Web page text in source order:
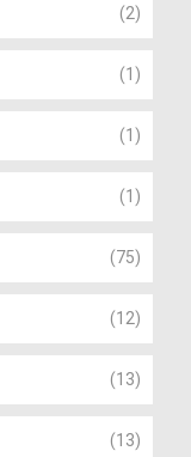
(2)
(1)
(1)
(1)
(75)
(12)
(13)
(13)